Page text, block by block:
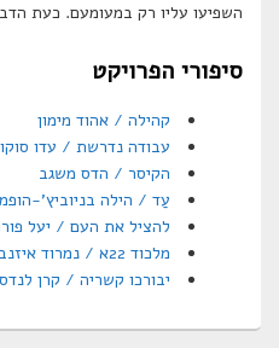
השפיעו עליו רק במעומעם. כעת
סיפורי הפרויקט
קהילה / אהוד מימון
עבודה נדרשת / עדו
הקיסר / הדס משגב
עַד / הילה בניוביץ'-
להציל את העם / יעל
מלכוד 22א / נמרוד איזנברג
יבורכו קשריה / קרן